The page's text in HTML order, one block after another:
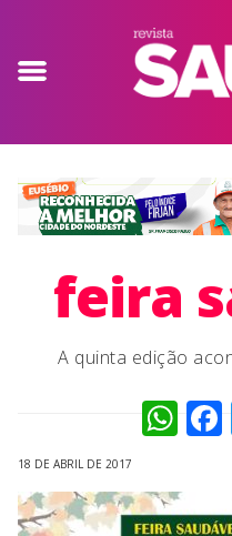
feira
A quinta edição
18 DE ABRIL DE 2017